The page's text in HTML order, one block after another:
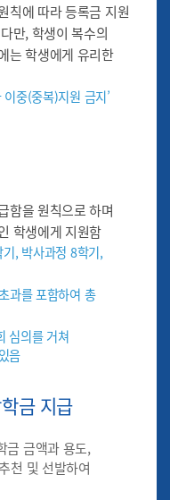
칙에 따라 등록금 지원
만, 학생이 복수의
는 학생에게 유리한
중(중복)지원 금지’
함을 원칙으로 하며
학생에게 지원함
, 박사과정 8학기,
과를 포함하여 총
심의를 거쳐
음
금 지급
금 금액과 용도,
천 및 선발하여